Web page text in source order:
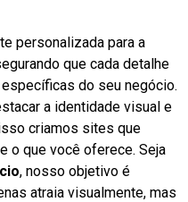
personalizada para a
que cada detalhe
do seu negócio.
a identidade visual e
criamos sites que
o que você oferece. Seja
, nosso objetivo é
atraia visualmente, mas